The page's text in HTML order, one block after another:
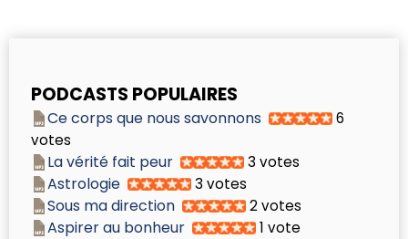
PODCASTS POPULAIRES
Ce corps que nous savonnons
6
votes
La vérité fait peur 3 votes
Astrologie 3 votes
Sous ma direction 2 votes
Aspirer au bonheur 1 vote